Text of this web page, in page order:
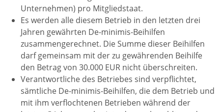
Unternehmen) pro Mitgliedstaat.
Es werden alle diesem Betrieb in den letzten drei
Jahren gewährten De-minimis-Beihilfen
zusammengerechnet. Die Summe dieser Beihilfen
darf gemeinsam mit der zu gewährenden Beihilfe
den Betrag von 30.000 EUR nicht überschreiten.
Verantwortliche des Betriebes sind verpflichtet,
sämtliche De-minimis-Beihilfen, die dem Betrieb und
mit ihm verflochtenen Betrieben während der